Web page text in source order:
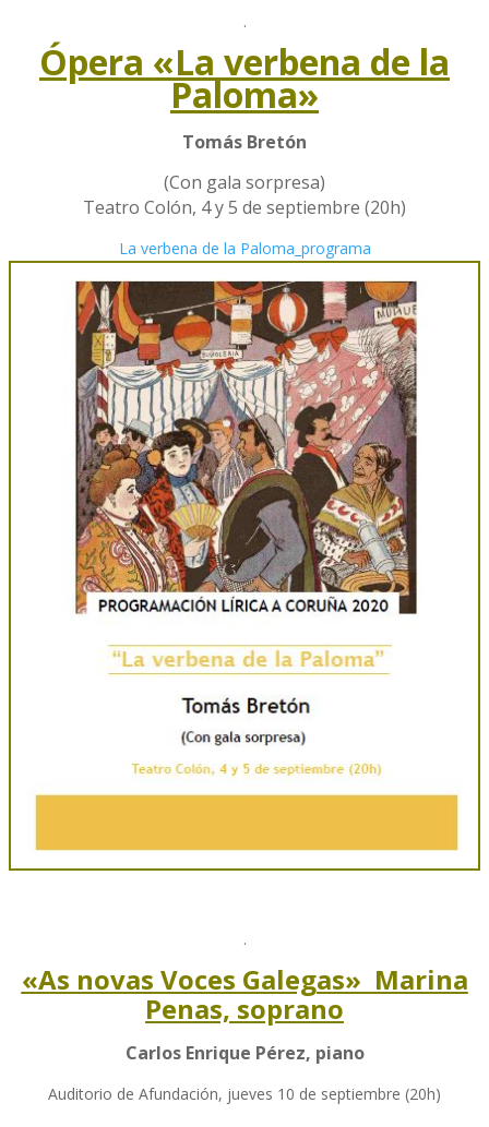
.
Ópera «La verbena de la
Paloma»
Tomás Bretón
(Con gala sorpresa)
Teatro Colón, 4 y 5 de septiembre (20h)
La verbena de la Paloma_programa
.
«As novas Voces Galegas» Marina
Penas, soprano
Carlos Enrique Pérez, piano
Auditorio de Afundación, jueves 10 de septiembre (20h)